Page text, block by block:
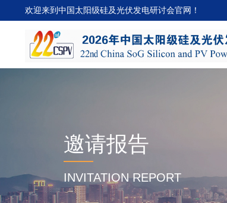
欢迎来到中国太阳级硅及光伏发电研讨会官网！
邀请报告
INVITATION REPORT